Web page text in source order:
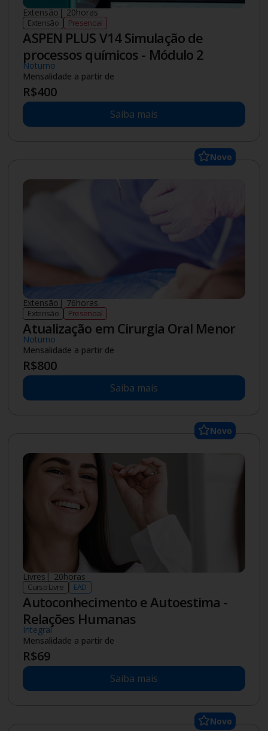
Extensão| 20horas
Extensão Presencial
ASPEN PLUS V14 Simulação de
processos químicos - Módulo 2
Noturno
Mensalidade a partir de
R$400
Saiba mais
Novo
Extensão| 76horas
Extensão Presencial
Atualização em Cirurgia Oral Menor
Noturno
Mensalidade a partir de
R$800
Saiba mais
Novo
Livres| 20horas
Curso Livre EAD
Autoconhecimento e Autoestima -
Relações Humanas
Integral
Mensalidade a partir de
R$69
Saiba mais
Novo